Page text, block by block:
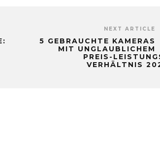
NEXT ARTICLE
5 GEBRAUCHTE KAMERAS
MIT UNGLAUBLICHEM
PREIS-
VERHÄLTNIS